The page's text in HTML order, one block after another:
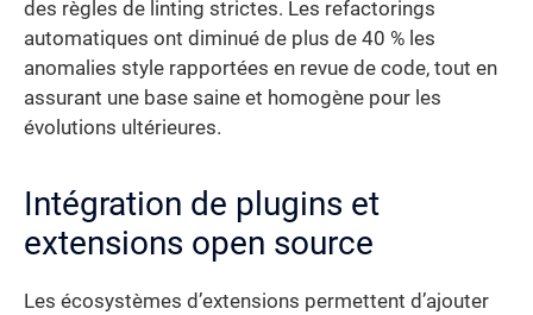
des règles de linting strictes. Les refactorings
automatiques ont diminué de plus de 40 % les
anomalies style rapportées en revue de code, tout en
assurant une base saine et homogène pour les
évolutions ultérieures.
Intégration de plugins et
extensions open source
Les écosystèmes d’extensions permettent d’ajouter